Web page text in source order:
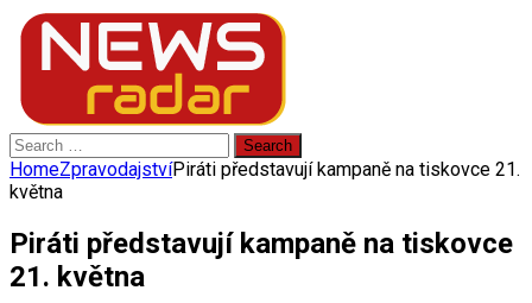
Search
for:
HomeZpravodajstvíPiráti představují kampaně na tiskovce 21.
května
Piráti představují kampaně na tiskovce
21. května